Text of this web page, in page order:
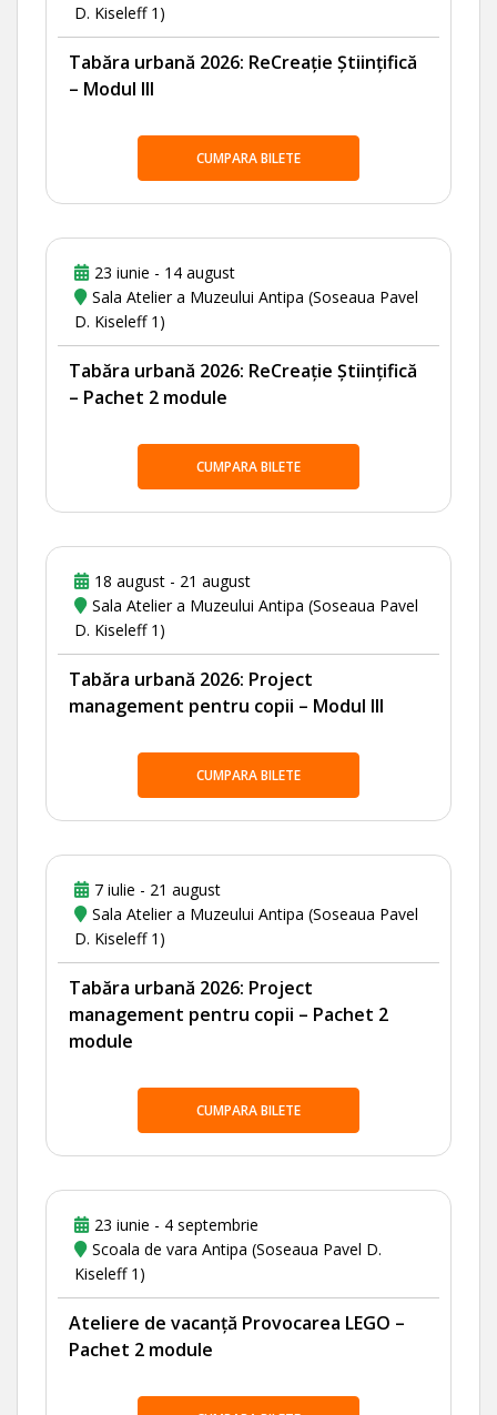
D. Kiseleff 1)
Tabăra urbană 2026: ReCreație Științifică
– Modul III
CUMPARA BILETE
23 iunie - 14 august
Sala Atelier a Muzeului Antipa (Soseaua Pavel
D. Kiseleff 1)
Tabăra urbană 2026: ReCreație Științifică
– Pachet 2 module
CUMPARA BILETE
18 august - 21 august
Sala Atelier a Muzeului Antipa (Soseaua Pavel
D. Kiseleff 1)
Tabăra urbană 2026: Project
management pentru copii – Modul III
CUMPARA BILETE
7 iulie - 21 august
Sala Atelier a Muzeului Antipa (Soseaua Pavel
D. Kiseleff 1)
Tabăra urbană 2026: Project
management pentru copii – Pachet 2
module
CUMPARA BILETE
23 iunie - 4 septembrie
Scoala de vara Antipa (Soseaua Pavel D.
Kiseleff 1)
Ateliere de vacanță Provocarea LEGO –
Pachet 2 module